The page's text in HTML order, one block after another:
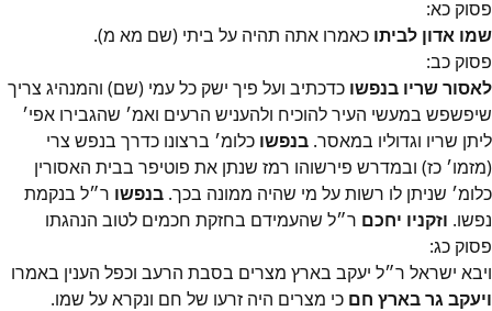
פסוק כא:
שמו אדון לביתו כאמרו אתה תהיה על ביתי (שם מא מ).
פסוק כב:
לאסור שריו בנפשו כדכתיב ועל פיך ישק כל עמי (שם) והמנהיג צריך
שיפשפש במעשי העיר להוכיח ולהעניש הרעים ואמ׳ שהגבירו אפי׳
ליתן שריו וגדוליו במאסר. בנפשו כלומ׳ ברצונו כדרך בנפש צרי
(מזמו׳ כז) ובמדרש פירשוהו רמז שנתן את פוטיפר בבית האסורין
כלומ׳ שניתן לו רשות על מי שהיה ממונה בכך. בנפשו ר״ל בנקמת
נפשו. וזקניו יחכם ר״ל שהעמידם בחזקת חכמים לטוב הנהגתו
פסוק כג:
ויבא ישראל ר״ל יעקב בארץ מצרים בסבת הרעב וכפל הענין באמרו
ויעקב גר בארץ חם כי מצרים היה זרעו של חם ונקרא על שמו.